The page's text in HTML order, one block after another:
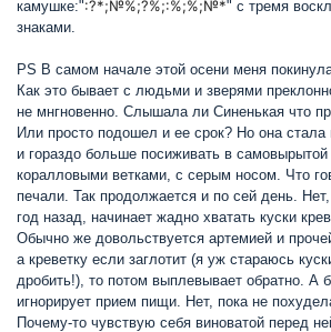
камушке:":?*;№%;?%;:%;%;№*" с тремя
знаками.
PS В самом начале этой осени меня
Как это бывает с людьми и зверями
не мнгновенно. Слышала ли Синенькая что
Или просто подошел и ее срок? Но она стала
и гораздо больше посиживать в
коралловыми ветками, с серым носом. Что
печали. Так продолжается и по сей день.
год назад, начинает жадно хватать куски
Обычно же довольствуется артемией и
а креветку если заглотит (я уж стараюсь
дробить!), то потом выплевывает обратно. А
игнорирует прием пищи. Нет, пока не
Почему-то чувствую себя виноватой перед